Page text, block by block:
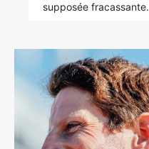
supposée fracassante.